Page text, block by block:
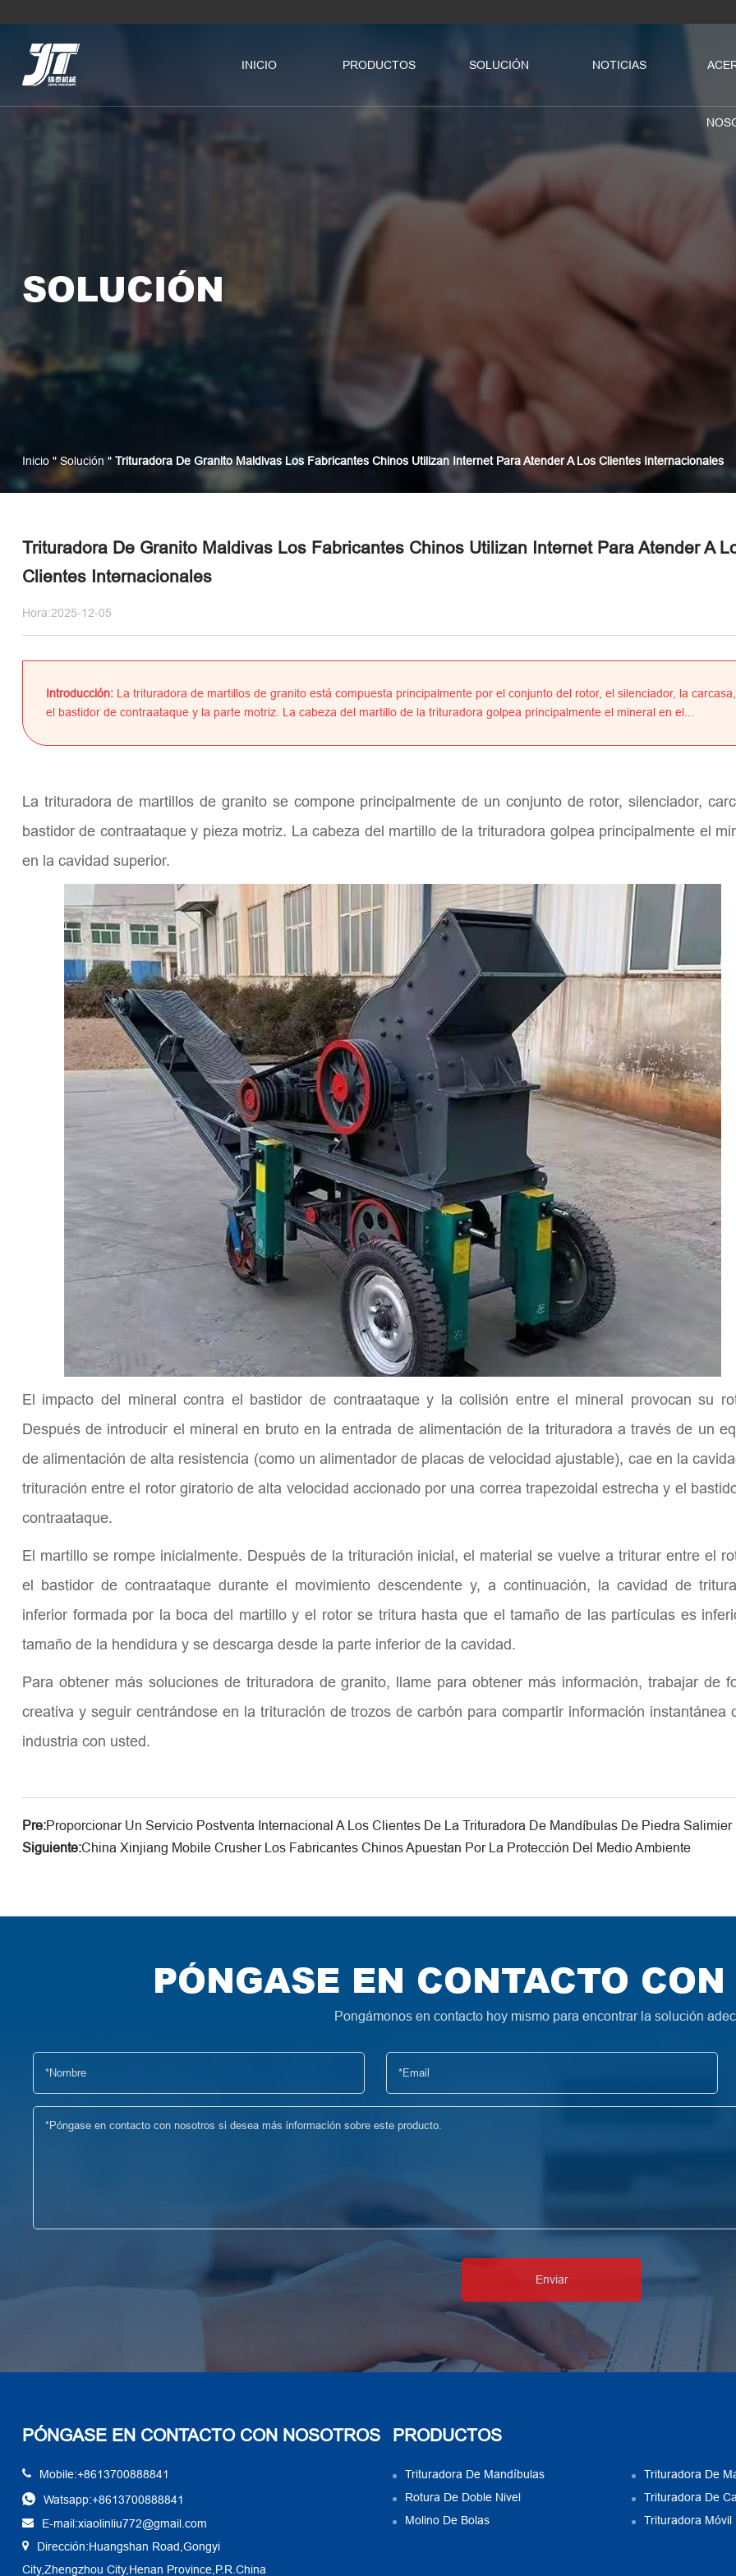
INICIO PRODUCTOS SOLUCIÓN NOTICIAS
SOLUCIÓN
Inicio"Solución " Trituradora De Granito Maldivas Los Fabricantes Chinos Utilizan Internet Para Atender A Los Clientes Internacionales
Trituradora De Granito Maldivas Los Fabricantes Chinos Utilizan Internet Para Atender A
Clientes Internacionales
Hora:2025-12-05
Introducción: La trituradora de martillos de granito está compuesta principalmente por el conjunto del rotor, el silenciador, la carcasa,
el bastidor de contraataque y la parte motriz. La cabeza del martillo de la trituradora golpea principalmente el mineral en el...
La trituradora de martillos de granito se compone principalmente de un conjunto de rotor, silenciador,
bastidor de contraataque y pieza motriz. La cabeza del martillo de la trituradora golpea principalmente el
en la cavidad superior.
El impacto del mineral contra el bastidor de contraataque y la colisión entre el mineral provocan su
Después de introducir el mineral en bruto en la entrada de alimentación de la trituradora a través de un
de alimentación de alta resistencia (como un alimentador de placas de velocidad ajustable), cae en la
trituración entre el rotor giratorio de alta velocidad accionado por una correa trapezoidal estrecha y el
contraataque.
El martillo se rompe inicialmente. Después de la trituración inicial, el material se vuelve a triturar entre el
el bastidor de contraataque durante el movimiento descendente y, a continuación, la cavidad de
inferior formada por la boca del martillo y el rotor se tritura hasta que el tamaño de las partículas es
tamaño de la hendidura y se descarga desde la parte inferior de la cavidad.
Para obtener más soluciones de trituradora de granito, llame para obtener más información, trabajar de
creativa y seguir centrándose en la trituración de trozos de carbón para compartir información instantánea
industria con usted.
Pre:Proporcionar Un Servicio Postventa Internacional A Los Clientes De La Trituradora De Mandíbulas De Piedra Salimier
Siguiente:China Xinjiang Mobile Crusher Los Fabricantes Chinos Apuestan Por La Protección Del Medio Ambiente
PÓNGASE EN CONTACTO
Pongámonos en contacto hoy mismo para encontrar la solución
PÓNGASE EN CONTACTO CON NOSOTROS
Mobile:+8613700888841
Watsapp:+8613700888841
E-mail:xiaolinliu772@gmail.com
Dirección:Huangshan Road,Gongyi
City,Zhengzhou City,Henan Province,P.R.China
PRODUCTOS
Trituradora De Mandíbulas
Trituradora De
Rotura De Doble Nivel
Trituradora De
Molino De Bolas
Trituradora Móvil